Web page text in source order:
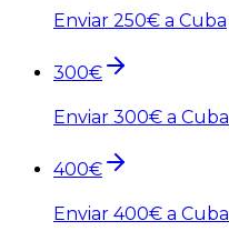
Enviar 250€ a Cuba
300€
Enviar 300€ a Cuba
400€
Enviar 400€ a Cuba